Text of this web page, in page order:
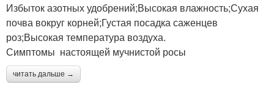
Избыток азотных удобрений;Высокая влажность;Сухая
почва вокруг корней;Густая посадка саженцев
роз;Высокая температура воздуха.
Симптомы настоящей мучнистой росы
читать дальше →